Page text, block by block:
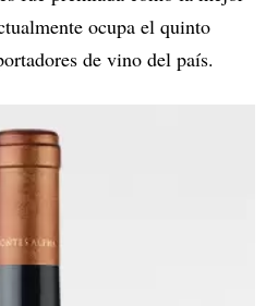
ocupa el quinto
de vino del país.